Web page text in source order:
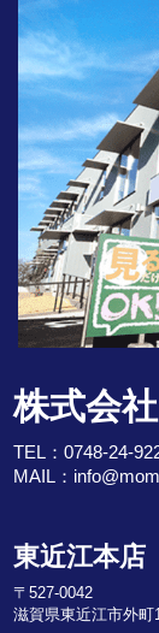
株式会
TEL：0748-24-
MAIL：
東近江本店
〒527-0042
滋賀県東近江市外町